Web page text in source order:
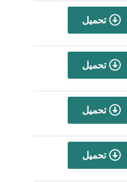
تحميل
تحميل
تحميل
تحميل